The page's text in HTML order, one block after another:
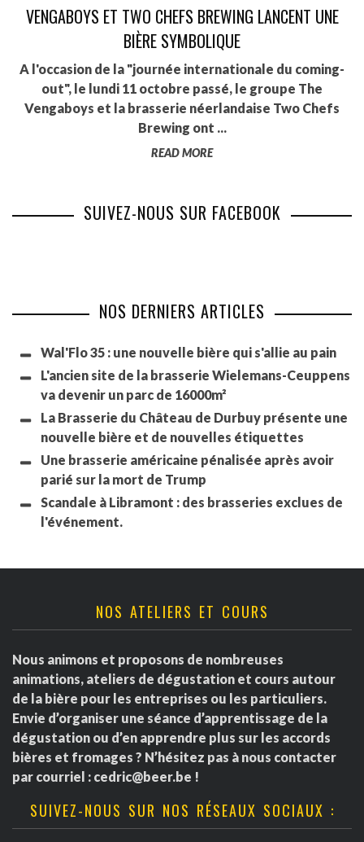
VENGABOYS ET TWO CHEFS BREWING LANCENT UNE
BIÈRE SYMBOLIQUE
A l'occasion de la "journée internationale du coming-
out", le lundi 11 octobre passé, le groupe The
Vengaboys et la brasserie néerlandaise Two Chefs
Brewing ont ...
READ MORE
SUIVEZ-NOUS SUR FACEBOOK
NOS DERNIERS ARTICLES
Wal'Flo 35 : une nouvelle bière qui s'allie au pain
L'ancien site de la brasserie Wielemans-Ceuppens
va devenir un parc de 16000m²
La Brasserie du Château de Durbuy présente une
nouvelle bière et de nouvelles étiquettes
Une brasserie américaine pénalisée après avoir
parié sur la mort de Trump
Scandale à Libramont : des brasseries exclues de
l'événement.
NOS ATELIERS ET COURS
Nous animons et proposons de nombreuses
animations, ateliers de dégustation et cours autour
de la bière pour les entreprises ou les particuliers.
Envie d’organiser une séance d’apprentissage de la
dégustation ou d’en apprendre plus sur les accords
bières et fromages ? N’hésitez pas à nous contacter
par courriel : cedric@beer.be !
SUIVEZ-NOUS SUR NOS RÉSEAUX SOCIAUX :